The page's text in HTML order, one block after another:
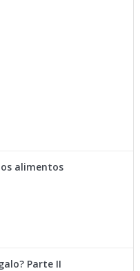
alimentos
Parte II